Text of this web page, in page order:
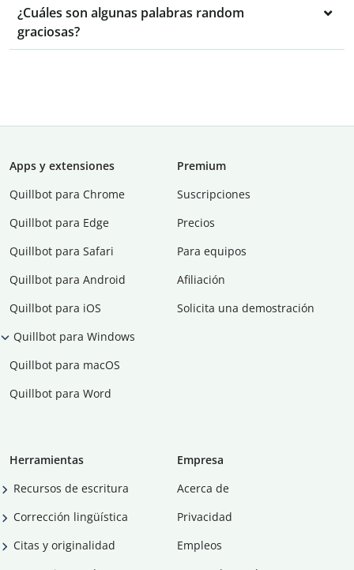
¿Cuáles son algunas palabras random
graciosas?
Apps y extensiones
Quillbot para Chrome
Quillbot para Edge
Quillbot para Safari
Quillbot para Android
Quillbot para iOS
Quillbot para Windows
Quillbot para macOS
Quillbot para Word
Premium
Suscripciones
Precios
Para equipos
Afiliación
Solicita una demostración
Herramientas
Recursos de escritura
Corrección lingüística
Citas y originalidad
Empresa
Acerca de
Privacidad
Empleos